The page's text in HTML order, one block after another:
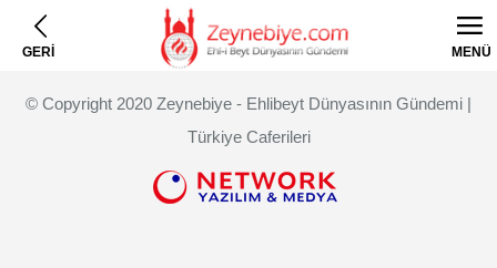
GERİ MENÜ
© Copyright 2020 Zeynebiye - Ehlibeyt Dünyasının Gündemi |
Türkiye Caferileri